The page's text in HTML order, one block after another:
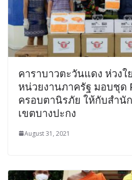
คาราบาวตะวันแดง ห่วง
หน่วยงานภาครัฐ มอบชุด
ครอบตานิรภัย ให้กับสำนั
เขตบางปะกง
August 31, 2021